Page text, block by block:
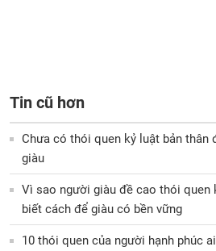
Tin cũ hơn
Chưa có thói quen kỷ luật bản thân
giàu
Vì sao người giàu đề cao thói quen
biết cách để giàu có bền vững
10 thói quen của người hạnh phúc